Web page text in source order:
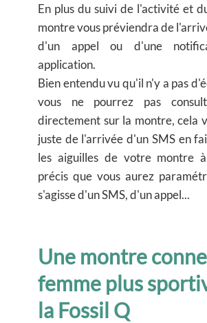
En plus du suivi de l'activité et
montre vous préviendra de
d'un appel ou d'une
application.
Bien entendu vu qu'il n'y a pas
vous ne pourrez pas
directement sur la montre, cela
juste de l'arrivée d'un SMS en
les aiguilles de votre montre
précis que vous aurez
s'agisse d'un SMS, d'un appel...
Une montre
femme plus
la Fossil Q